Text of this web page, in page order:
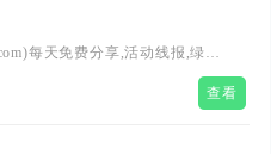
每天免费分享,活动线报,绿色
容,致力打造全网最优秀资源网
查看